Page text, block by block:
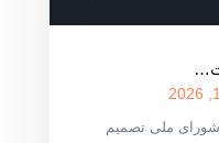
ملی تصمیم